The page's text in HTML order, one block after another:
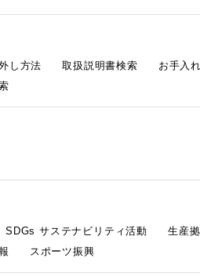
し方法 取扱説明書検索
お手入
SDGs サステナビリティ活動
生産
スポーツ振興